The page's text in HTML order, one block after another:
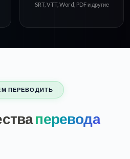
SRT, VTT, Word, PDF и другие
ПЕРЕВОДИТЬ
перевода